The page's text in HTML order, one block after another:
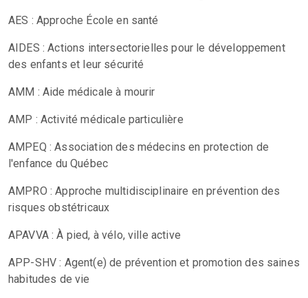
AES : Approche École en santé
AIDES : Actions intersectorielles pour le développement
des enfants et leur sécurité
AMM : Aide médicale à mourir
AMP : Activité médicale particulière
AMPEQ : Association des médecins en protection de
l'enfance du Québec
AMPRO : Approche multidisciplinaire en prévention des
risques obstétricaux
APAVVA : À pied, à vélo, ville active
APP-SHV : Agent(e) de prévention et promotion des saines
habitudes de vie